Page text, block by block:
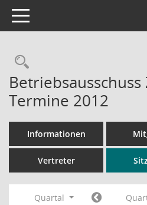
Toggle navigation
Rechercheauswahl
Betriebsausschuss
Termine 2012
Informationen
Vertreter
Quartal